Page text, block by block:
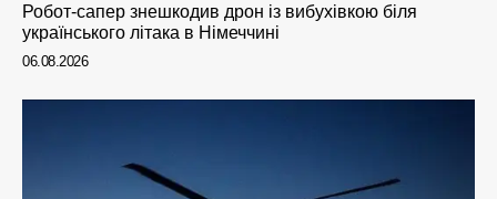
Робот-сапер знешкодив дрон із вибухівкою біля
українського літака в Німеччині
06.08.2026